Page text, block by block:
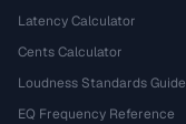
Latency Calculator
Cents Calculator
Loudness Standards Guide
EQ Frequency Reference